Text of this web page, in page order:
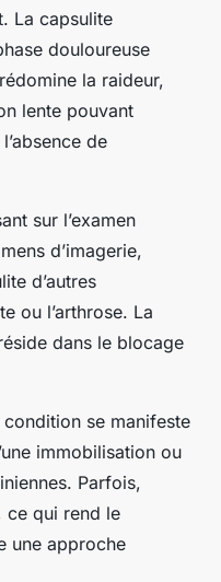
La capsulite
douloureuse
la raideur,
lente pouvant
de
sur l’examen
d’imagerie,
d’autres
ou l’arthrose. La
dans le blocage
se manifeste
immobilisation ou
Parfois,
ce qui rend le
une approche